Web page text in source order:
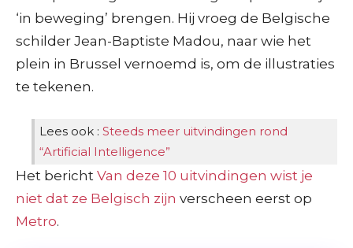
‘in beweging’ brengen. Hij vroeg de Belgische
schilder Jean-Baptiste Madou, naar wie het
plein in Brussel vernoemd is, om de illustraties
te tekenen.
Lees ook : Steeds meer uitvindingen rond
“Artificial Intelligence”
Het bericht Van deze 10 uitvindingen wist je
niet dat ze Belgisch zijn verscheen eerst op
Metro.